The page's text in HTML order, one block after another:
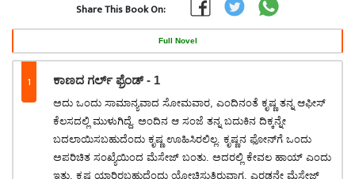
Share This Book On:
Full Novel
1 ಕಾಣದ ಗರ್ಲ್ ಫ್ರೆಂಡ್ - 1
​ಅದು ಒಂದು ಸಾಮಾನ್ಯವಾದ ಸೋಮವಾರ, ಎಂದಿನಂತೆ ಕೃಷ್ಣ ತನ್ನ ಆಫೀಸ್
ಕೆಲಸದಲ್ಲಿ ಮುಳುಗಿದ್ದೆ. ಅಂದಿನ ಆ ಸಂಜೆ ತನ್ನ ಬದುಕಿನ ದಿಕ್ಕನ್ನೇ
ಬದಲಾಯಿಸಬಹುದೆಂದು ಕೃಷ್ಣ ಊಹಿಸಿರಲಿಲ್ಲ. ಕೃಷ್ಣನ ಫೋನ್‌ಗೆ ಒಂದು
ಅಪರಿಚಿತ ಸಂಖ್ಯೆಯಿಂದ ಮೆಸೇಜ್ ಬಂತು. ಅದರಲ್ಲಿ ಕೇವಲ ಹಾಯ್ ಎಂದು
ಇತ್ತು. ಕೃಷ್ಣ ಯಾರಿರಬಹುದೆಂದು ಯೋಚಿಸುತ್ತಿರುವಾಗ, ಎರಡನೇ ಮೆಸೇಜ್